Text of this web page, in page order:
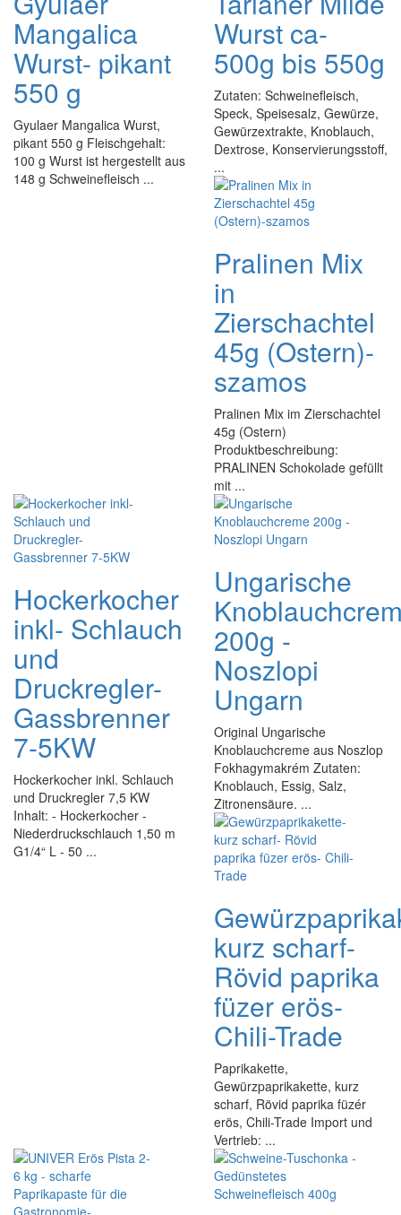
Mangalica
Wurst- pikant
550 g
Gyulaer Mangalica Wurst,
pikant 550 g Fleischgehalt:
100 g Wurst ist hergestellt aus
148 g Schweinefleisch ...
Wurst ca-
500g bis 550g
Zutaten: Schweinefleisch,
Speck, Speisesalz, Gewürze,
Gewürzextrakte, Knoblauch,
Dextrose, Konservierungsstoff,
...
Pralinen Mix
in
Zierschachtel
45g (Ostern)-
szamos
Pralinen Mix im Zierschachtel
45g (Ostern)
Produktbeschreibung:
PRALINEN Schokolade gefüllt
mit ...
Hockerkocher
inkl- Schlauch
und
Druckregler-
Gassbrenner
7-5KW
Hockerkocher inkl. Schlauch
und Druckregler 7,5 KW
Inhalt: - Hockerkocher -
Niederdruckschlauch 1,50 m
G1/4“ L - 50 ...
Ungarische
200g -
Noszlopi
Ungarn
Original Ungarische
Knoblauchcreme aus Noszlop
Fokhagymakrém Zutaten:
Knoblauch, Essig, Salz,
Zitronensäure. ...
kurz scharf-
Rövid paprika
füzer erös-
Chili-Trade
Paprikakette,
Gewürzpaprikakette, kurz
scharf, Rövid paprika füzér
erös, Chili-Trade Import und
Vertrieb: ...